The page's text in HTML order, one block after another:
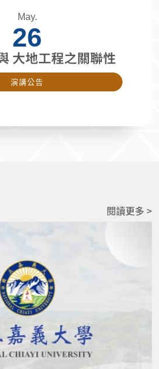
May.
26
大地工程之關聯性
演講公告
閱讀更多 >